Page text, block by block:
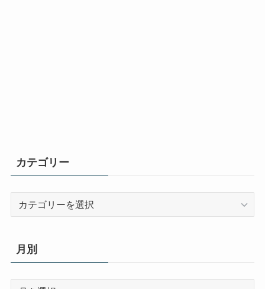
カテゴリー
リ
ー
月別